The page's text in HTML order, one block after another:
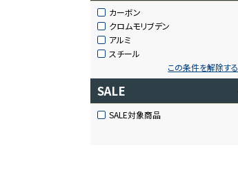
カーボン
クロムモリブデン
アルミ
スチール
この条件を解除する
SALE
SALE対象商品